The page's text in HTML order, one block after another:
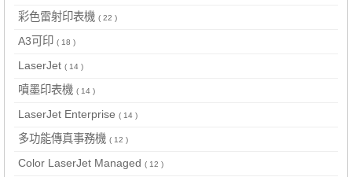
彩色雷射印表機 ( 22 )
A3可印 ( 18 )
LaserJet ( 14 )
噴墨印表機 ( 14 )
LaserJet Enterprise ( 14 )
多功能傳真事務機 ( 12 )
Color LaserJet Managed ( 12 )